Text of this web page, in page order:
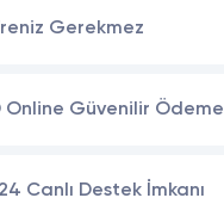
Gerekmez
Online Güvenilir Ödeme
Canlı Destek İmkanı